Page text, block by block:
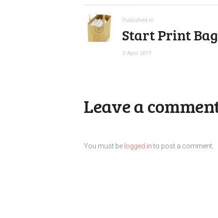
Published in
post:
Start Print Bag
3 April 2017
Leave a
You must be logged into post a comment.